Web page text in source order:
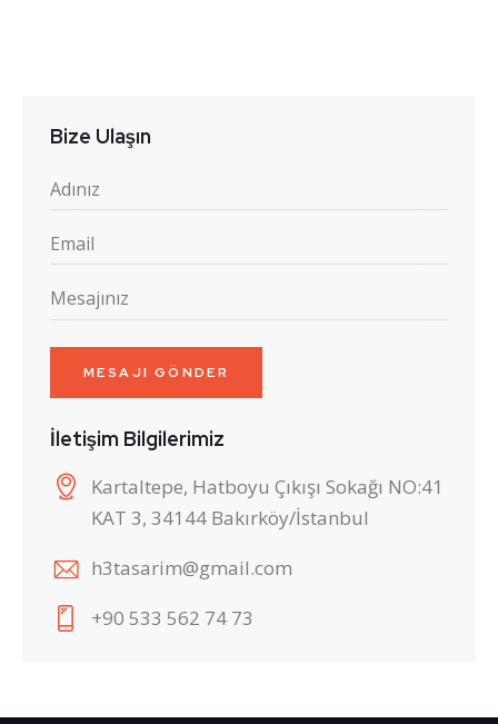
Bize Ulaşın
İletişim Bilgilerimiz
Kartaltepe, Hatboyu Çıkışı Sokağı NO:41
KAT 3, 34144 Bakırköy/İstanbul
h3tasarim@gmail.com
+90 533 562 74 73